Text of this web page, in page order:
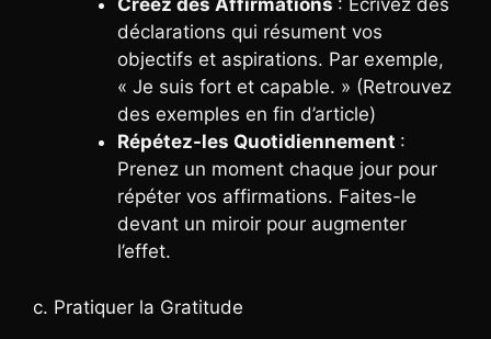
Créez des Affirmations : Écrivez des
déclarations qui résument vos
objectifs et aspirations. Par exemple,
« Je suis fort et capable. » (Retrouvez
des exemples en fin d’article)
Répétez-les Quotidiennement :
Prenez un moment chaque jour pour
répéter vos affirmations. Faites-le
devant un miroir pour augmenter
l’effet.
c. Pratiquer la Gratitude